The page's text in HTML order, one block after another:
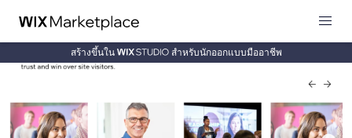
สร้างขึ้นใน สำหรับนักออกแบบมืออาชีพ